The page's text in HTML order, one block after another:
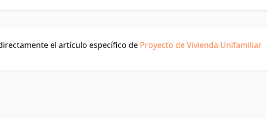
el artículo específico de Proyecto de Vivienda Unifamiliar